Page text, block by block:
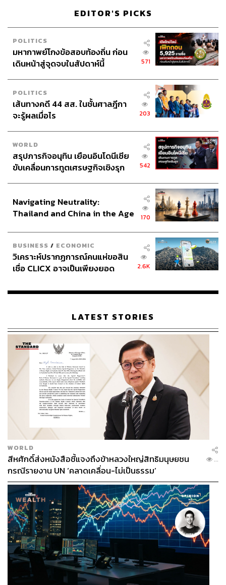
EDITOR'S PICKS
POLITICS
มหากาพย์โกงข้อสอบท้องถิ่น ก่อน
เดินหน้าสู่จุดจบในสัปดาห์นี้
571
POLITICS
เส้นทางคดี 44 สส. ในชั้นศาลฎีกา
จะรู้ผลเมื่อไร
203
WORLD
สรุปภารกิจอนุทิน เยือนอินโดนีเซีย
ขับเคลื่อนการทูตเศรษฐกิจเชิงรุก
542
Navigating Neutrality:
Thailand and China in the Age
170
BUSINESS / ECONOMIC
วิเคราะห์ปรากฏการณ์คนแห่ขอสิน
เชื่อ CLICX อาจเป็นเพียงยอด
เรือนไทยที่ถูกซุกไว้
2.6K
LATEST STORIES
WORLD
สีหศักดิ์ส่งหนังสือชี้แจงถึงข้าหลวงใหญ่สิทธิมนุษยชน
กรณีรายงาน UN ‘คลาดเคลื่อน-ไม่เป็นธรรม’
...